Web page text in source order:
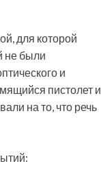
для которой
не были
и
пистолет и
на то, что речь